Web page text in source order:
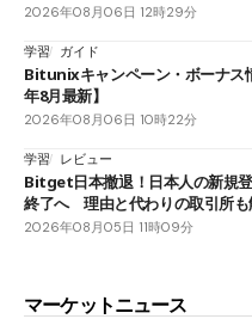
2026年08月06日 12時29分
学習 ガイド
Bitunixキャンペーン・ボーナス
年8月最新】
2026年08月06日 10時22分
学習 レビュー
Bitget日本撤退！日本人の新規
終了へ 理由と代わりの取引所も
2026年08月05日 11時09分
マーケットニュース